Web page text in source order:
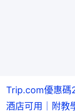
Trip.com優惠碼
酒店可用｜附教